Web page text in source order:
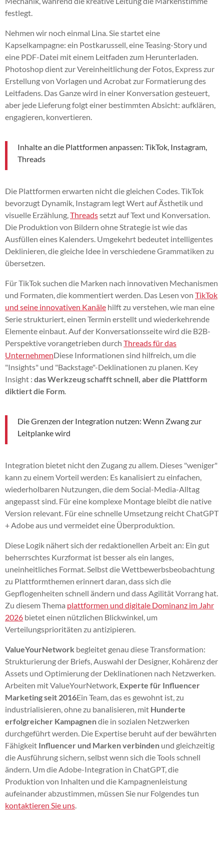
festlegt.
Nehmen wir noch einmal Lina. Sie startet eine
Kapselkampagne: ein Postkarussell, eine Teasing-Story und
eine PDF-Datei mit einem Leitfaden zum Herunterladen.
Photoshop dient zur Vereinheitlichung der Fotos, Express zur
Erstellung von Vorlagen und Acrobat zur Formatierung des
Leitfadens. Das Ganze wird in einer Konversation gesteuert,
aber jede Lieferung folgt einer bestimmten Absicht: aufklären,
engagieren, konvertieren.
Inhalte an die Plattformen anpassen: TikTok, Instagram,
Threads
Die Plattformen erwarten nicht die gleichen Codes. TikTok
bevorzugt Dynamik, Instagram legt Wert auf Ästhetik und
visuelle Erzählung,Threadssetzt auf Text und Konversation.
Die Produktion von Bildern ohne Strategie ist wie das
Ausfüllen eines Kalenders. Umgekehrt bedeutet intelligentes
Deklinieren, die gleiche Idee in verschiedene Grammatiken zu
übersetzen.
Für TikTok suchen die Marken nach innovativen Mechanismen
und Formaten, die kommentiert werden. Das Lesen von TikTok
und seine innovativen Kanäle hilft zu verstehen, wie man eine
Serie strukturiert, einen Termin erstellt und wiederkehrende
Elemente einbaut. Auf der Konversationsseite wird die B2B-
Perspektive vorangetrieben durch Threads für das
UnternehmenDiese Informationen sind hilfreich, um die
"Insights" und "Backstage"-Deklinationen zu planen. Key
Insight : das Werkzeug schafft schnell, aber die Plattform
diktiert die Form.
Die Grenzen der Integration nutzen: Wenn Zwang zur
Leitplanke wird
Integration bietet nicht den Zugang zu allem. Dieses "weniger"
kann zu einem Vorteil werden: Es kanalisiert zu einfachen,
wiederholbaren Nutzungen, die dem Social-Media-Alltag
angepasst sind. Für eine komplexe Montage bleibt die native
Version relevant. Für eine schnelle Umsetzung reicht ChatGPT
+ Adobe aus und vermeidet eine Überproduktion.
Diese Logik nähert sich der redaktionellen Arbeit an: Ein gut
beherrschtes Kurzformat ist besser als ein langes,
uneinheitliches Format. Selbst die Wettbewerbsbeobachtung
zu Plattformthemen erinnert daran, dass sich die
Gepflogenheiten schnell ändern und dass Agilität Vorrang hat.
Zu diesem Thema plattformen und digitale Dominanz im Jahr
2026 bietet einen nützlichen Blickwinkel, um
Verteilungsprioritäten zu antizipieren.
ValueYourNetwork begleitet genau diese Transformation:
Strukturierung der Briefs, Auswahl der Designer, Kohärenz der
Assets und Optimierung der Deklinationen nach Netzwerken.
Arbeiten mit ValueYourNetwork, Experte für Influencer
Marketing seit 2016Ein Team, das es gewohnt ist, zu
industrialisieren, ohne zu banalisieren, mit Hunderte
erfolgreicher Kampagnendie in sozialen Netzwerken
durchgeführt werden. Die Expertise beruht auf der bewährten
Fähigkeit Influencer und Marken verbinden und gleichzeitig
die Ausführung sichern, selbst wenn sich die Tools schnell
ändern. Um die Adobe-Integration in ChatGPT, die
Produktion von Inhalten und die Kampagnenleistung
aufeinander abzustimmen, müssen Sie nur Folgendes tun
kontaktieren Sie uns.